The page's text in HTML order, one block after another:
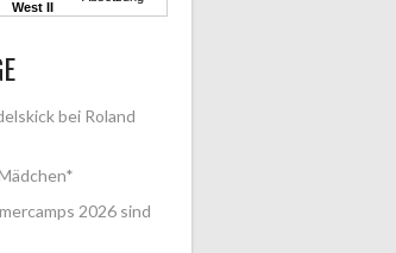
bei Roland
2026 sind